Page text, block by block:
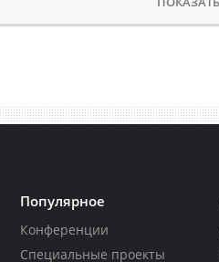
Популярное
Конференции
Специальные проекты